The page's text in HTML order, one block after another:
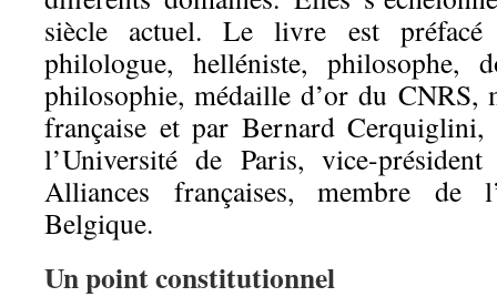
siècle actuel. Le livre est préfacé
philologue, helléniste, philosophe,
philosophie, médaille d’or du CNRS,
française et par Bernard Cerquiglini,
l’Université de Paris, vice-
Alliances françaises, membre de
Belgique.
Un point constitutionnel